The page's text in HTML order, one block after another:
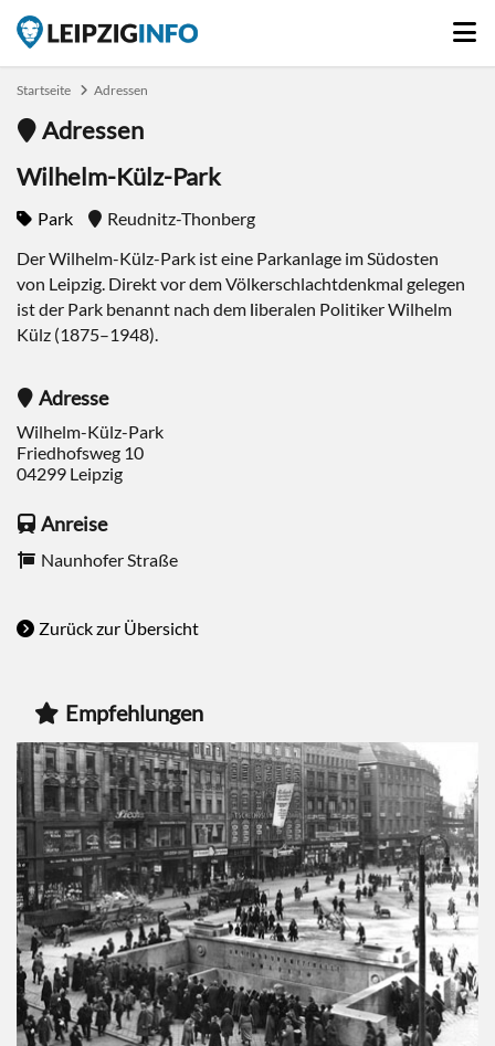
Startseite Adressen
Adressen
Wilhelm-Külz-Park
Park
Reudnitz-Thonberg
Der Wilhelm-Külz-Park ist eine Parkanlage im Südosten
von Leipzig. Direkt vor dem Völkerschlachtdenkmal gelegen
ist der Park benannt nach dem liberalen Politiker Wilhelm
Külz (1875–1948).
Adresse
Wilhelm-Külz-Park
Friedhofsweg 10
04299 Leipzig
Anreise
Naunhofer Straße
Zurück zur Übersicht
Empfehlungen